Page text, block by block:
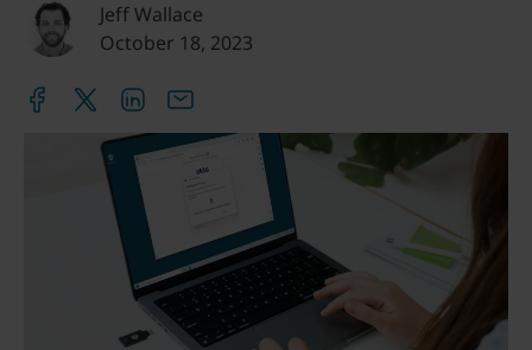
Jeff Wallace
October 18, 2023